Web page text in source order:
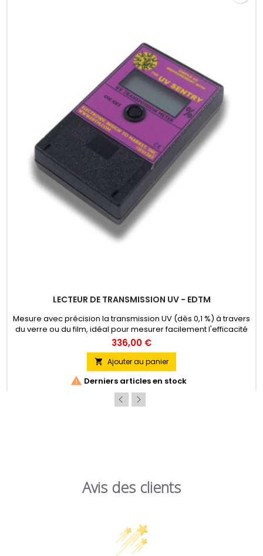
LECTEUR DE TRANSMISSION UV - EDTM
Mesure avec précision la transmission UV (dès 0,1 %) à travers
du verre ou du film, idéal pour mesurer facilement l'efficacité
anti-UV des films.
336,00 €
 Ajouter au panier
 Derniers articles en stock
Avis des clients